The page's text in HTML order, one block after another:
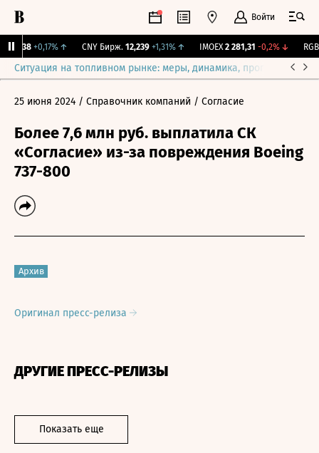
Войти
115,38 +0,17%↑ CNY Бирж. 12,239 +1,31% ↑ IMOEX 2 281,31 -0,2%↓
Ситуация на топливном рынке: меры, динамика, прогнозы
25 июня 2024 / Справочник компаний / Согласие
Более 7,6 млн руб. выплатила СК
«Согласие» из-за повреждения Boeing
737-800
Архив
Оригинал пресс-релиза
ДРУГИЕ ПРЕСС-РЕЛИЗЫ
Показать еще